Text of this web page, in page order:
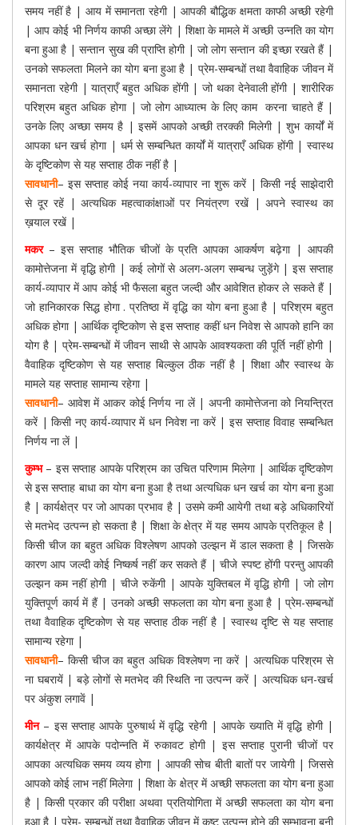
समय नहीं है | आय में समानता रहेगी | आपकी बौद्धिक क्षमता काफी अच्छी रहेगी
| आप कोई भी निर्णय काफी अच्छा लेंगे | शिक्षा के मामले में अच्छी उन्नति का योग
बना हुआ है | सन्तान सुख की प्राप्ति होगी | जो लोग सन्तान की इच्छा रखते हैं |
उनको सफलता मिलने का योग बना हुआ है | प्रेम-सम्बन्धों तथा वैवाहिक जीवन में
समानता रहेगी | यात्राएँ बहुत अधिक होंगी | जो थका देनेवाली होंगी | शारीरिक
परिश्रम बहुत अधिक होगा | जो लोग आध्यात्म के लिए काम करना चाहते हैं |
उनके लिए अच्छा समय है | इसमें आपको अच्छी तरक्की मिलेगी | शुभ कार्यों में
आपका धन खर्च होगा | धर्म से सम्बन्धित कार्यों में यात्राएँ अधिक होंगी | स्वास्थ
के दृष्टिकोण से यह सप्ताह ठीक नहीं है |
सावधानी– इस सप्ताह कोई नया कार्य-व्यापार ना शुरू करें | किसी नई साझेदारी
से दूर रहें | अत्यधिक महत्वाकांक्षाओं पर नियंत्रण रखें | अपने स्वास्थ का
ख़याल रखें |
मकर – इस सप्ताह भौतिक चीजों के प्रति आपका आकर्षण बढ़ेगा | आपकी
कामोत्तेजना में वृद्धि होगी | कई लोगों से अलग-अलग सम्बन्ध जुड़ेंगे | इस सप्ताह
कार्य-व्यापार में आप कोई भी फैसला बहुत जल्दी और आवेशित होकर ले सकते हैं |
जो हानिकारक सिद्ध होगा . प्रतिष्ठा में वृद्धि का योग बना हुआ है | परिश्रम बहुत
अधिक होगा | आर्थिक दृष्टिकोण से इस सप्ताह कहीं धन निवेश से आपको हानि का
योग है | प्रेम-सम्बन्धों में जीवन साथी से आपके आवश्यकता की पूर्ति नहीं होगी |
वैवाहिक दृष्टिकोण से यह सप्ताह बिल्कुल ठीक नहीं है | शिक्षा और स्वास्थ के
मामले यह सप्ताह सामान्य रहेगा |
सावधानी– आवेश में आकर कोई निर्णय ना लें | अपनी कामोत्तेजना को नियन्त्रित
करें | किसी नए कार्य-व्यापार में धन निवेश ना करें | इस सप्ताह विवाह सम्बन्धित
निर्णय ना लें |
कुम्भ – इस सप्ताह आपके परिश्रम का उचित परिणाम मिलेगा | आर्थिक दृष्टिकोण
से इस सप्ताह बाधा का योग बना हुआ है तथा अत्यधिक धन खर्च का योग बना हुआ
है | कार्यक्षेत्र पर जो आपका प्रभाव है | उसमे कमी आयेगी तथा बड़े अधिकारियों
से मतभेद उत्पन्न हो सकता है | शिक्षा के क्षेत्र में यह समय आपके प्रतिकूल है |
किसी चीज का बहुत अधिक विश्लेषण आपको उल्झन में डाल सकता है | जिसके
कारण आप जल्दी कोई निष्कर्ष नहीं कर सकते हैं | चीजे स्पष्ट होंगी परन्तु आपकी
उल्झन कम नहीं होगी | चीजे रुकेंगी | आपके युक्तिबल में वृद्धि होगी | जो लोग
युक्तिपूर्ण कार्य में हैं | उनको अच्छी सफलता का योग बना हुआ है | प्रेम-सम्बन्धों
तथा वैवाहिक दृष्टिकोण से यह सप्ताह ठीक नहीं है | स्वास्थ दृष्टि से यह सप्ताह
सामान्य रहेगा |
सावधानी– किसी चीज का बहुत अधिक विश्लेषण ना करें | अत्यधिक परिश्रम से
ना घबरायें | बड़े लोगों से मतभेद की स्थिति ना उत्पन्न करें | अत्यधिक धन-खर्च
पर अंकुश लगावें |
मीन – इस सप्ताह आपके पुरुषार्थ में वृद्धि रहेगी | आपके ख्याति में वृद्धि होगी |
कार्यक्षेत्र में आपके पदोन्नति में रुकावट होगी | इस सप्ताह पुरानी चीजों पर
आपका अत्यधिक समय व्यय होगा | आपकी सोच बीती बातों पर जायेगी | जिससे
आपको कोई लाभ नहीं मिलेगा | शिक्षा के क्षेत्र में अच्छी सफलता का योग बना हुआ
है | किसी प्रकार की परीक्षा अथवा प्रतियोगिता में अच्छी सफलता का योग बना
हुआ है | प्रेम- सम्बन्धों तथा वैवाहिक जीवन में कष्ट उत्पन्न होने की सम्भावना बनी